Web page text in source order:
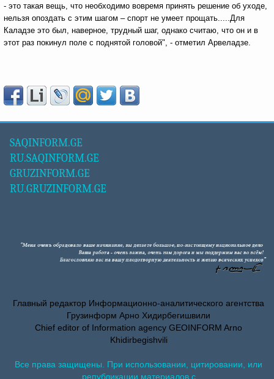
- это такая вещь, что необходимо вовремя принять решение об уходе,
нельзя опоздать с этим шагом – спорт не умеет прощать.....Для
Каладзе это был, наверное, трудный шаг, однако считаю, что он и в
этот раз покинул поле с поднятой головой", - отметил Арвеладзе.
SAQINFORM.GE
RU.SAQINFORM.GE
GRUZINFORM.GE
RU.GRUZINFORM.GE
Главный редактор Информационно-аналитического агентства
Грузинформ Арно Хидирбегишвили
Chief editor of Information agency GEOINFORM Arno
Khidirbegishvili
Все права защищены. При использовании, цитировании, или
републикации материалов с